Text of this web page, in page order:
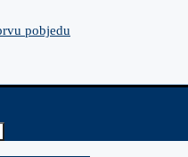
pobjedu